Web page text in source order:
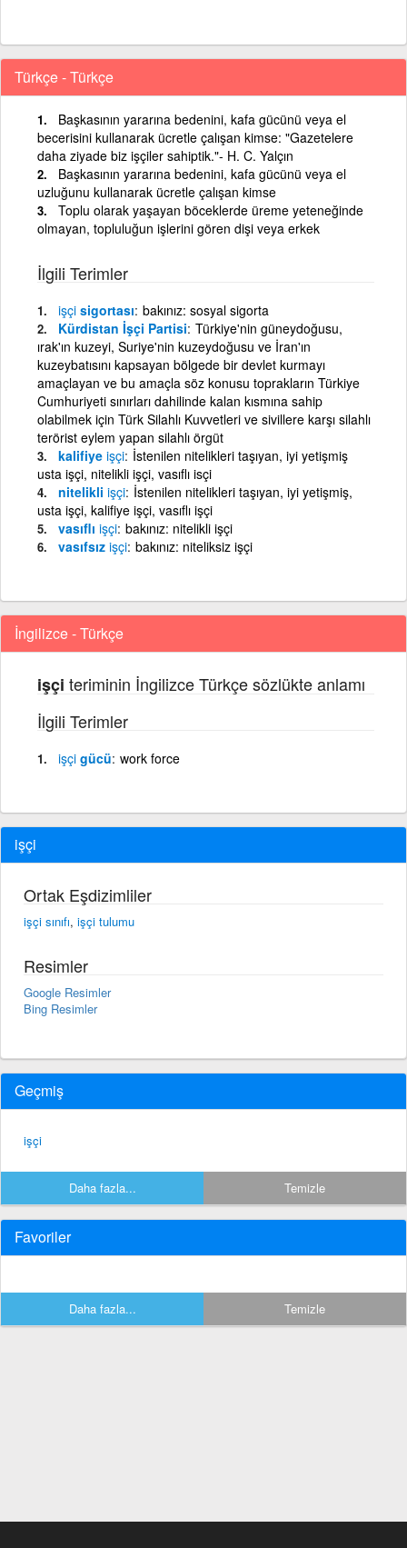
Türkçe - Türkçe
Başkasının yararına bedenini, kafa gücünü veya el
becerisini kullanarak ücretle çalışan kimse: "Gazetelere
daha ziyade biz işçiler sahiptik."- H. C. Yalçın
Başkasının yararına bedenini, kafa gücünü veya el
uzluğunu kullanarak ücretle çalışan kimse
Toplu olarak yaşayan böceklerde üreme yeteneğinde
olmayan, topluluğun işlerini gören dişi veya erkek
İlgili Terimler
işçi sigortası bakınız: sosyal sigorta
Kürdistan İşçi Partisi Türkiye'nin güneydoğusu,
ırak'ın kuzeyi, Suriye'nin kuzeydoğusu ve İran'ın
kuzeybatısını kapsayan bölgede bir devlet kurmayı
amaçlayan ve bu amaçla söz konusu toprakların Türkiye
Cumhuriyeti sınırları dahilinde kalan kısmına sahip
olabilmek için Türk Silahlı Kuvvetleri ve sivillere karşı silahlı
terörist eylem yapan silahlı örgüt
kalifiye işçi İstenilen nitelikleri taşıyan, iyi yetişmiş
usta işçi, nitelikli işçi, vasıflı isçi
nitelikli işçi İstenilen nitelikleri taşıyan, iyi yetişmiş,
usta işçi, kalifiye işçi, vasıflı işçi
vasıflı işçi bakınız: nitelikli işçi
vasıfsız işçi bakınız: niteliksiz işçi
İngilizce - Türkçe
işçi teriminin İngilizce Türkçe sözlükte anlamı
İlgili Terimler
işçi gücü work force
işçi
Ortak Eşdizimliler
işçi sınıfı, işçi tulumu
Resimler
Google Resimler
Bing Resimler
Geçmiş
işçi
Daha fazla... Temizle
Favoriler
Daha fazla... Temizle